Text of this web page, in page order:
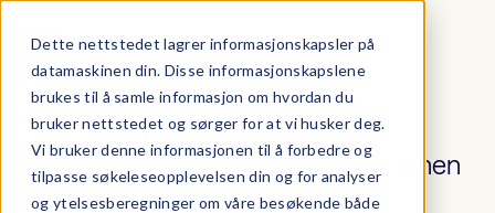
Dette nettstedet lagrer informasjonskapsler på
datamaskinen din. Disse informasjonskapslene
brukes til å samle informasjon om hvordan du
bruker nettstedet og sørger for at vi husker deg.
Vi bruker denne informasjonen til å forbedre og
tilpasse søkeleseopplevelsen din og for analyser
og ytelsesberegninger om våre besøkende både
Klar til å sende inn?
Sjekk planen før den går til kommunen